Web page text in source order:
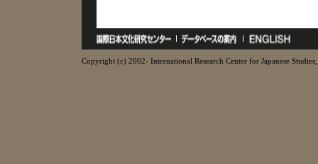
Copyright (c) 2002- International Research Center for Japanese